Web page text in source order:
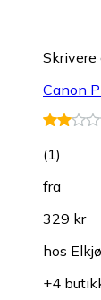
Skrivere
Canon
(1)
fra
329 kr
hos
+4